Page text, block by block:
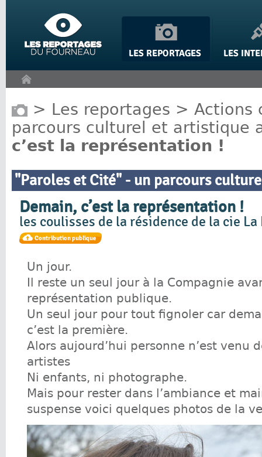
> Les reportages > Actions
parcours culturel et artistique
c’est la représentation !
"Paroles et Cité" - un parcours
Demain, c’est la représentation !
les coulisses de la résidence de la cie
Un jour.
Il reste un seul jour à la Compagnie
représentation publique.
Un seul jour pour tout fignoler car
c’est la première.
Alors aujourd’hui personne n’est venu
artistes
Ni enfants, ni photographe.
Mais pour rester dans l’ambiance et
suspense voici quelques photos de la